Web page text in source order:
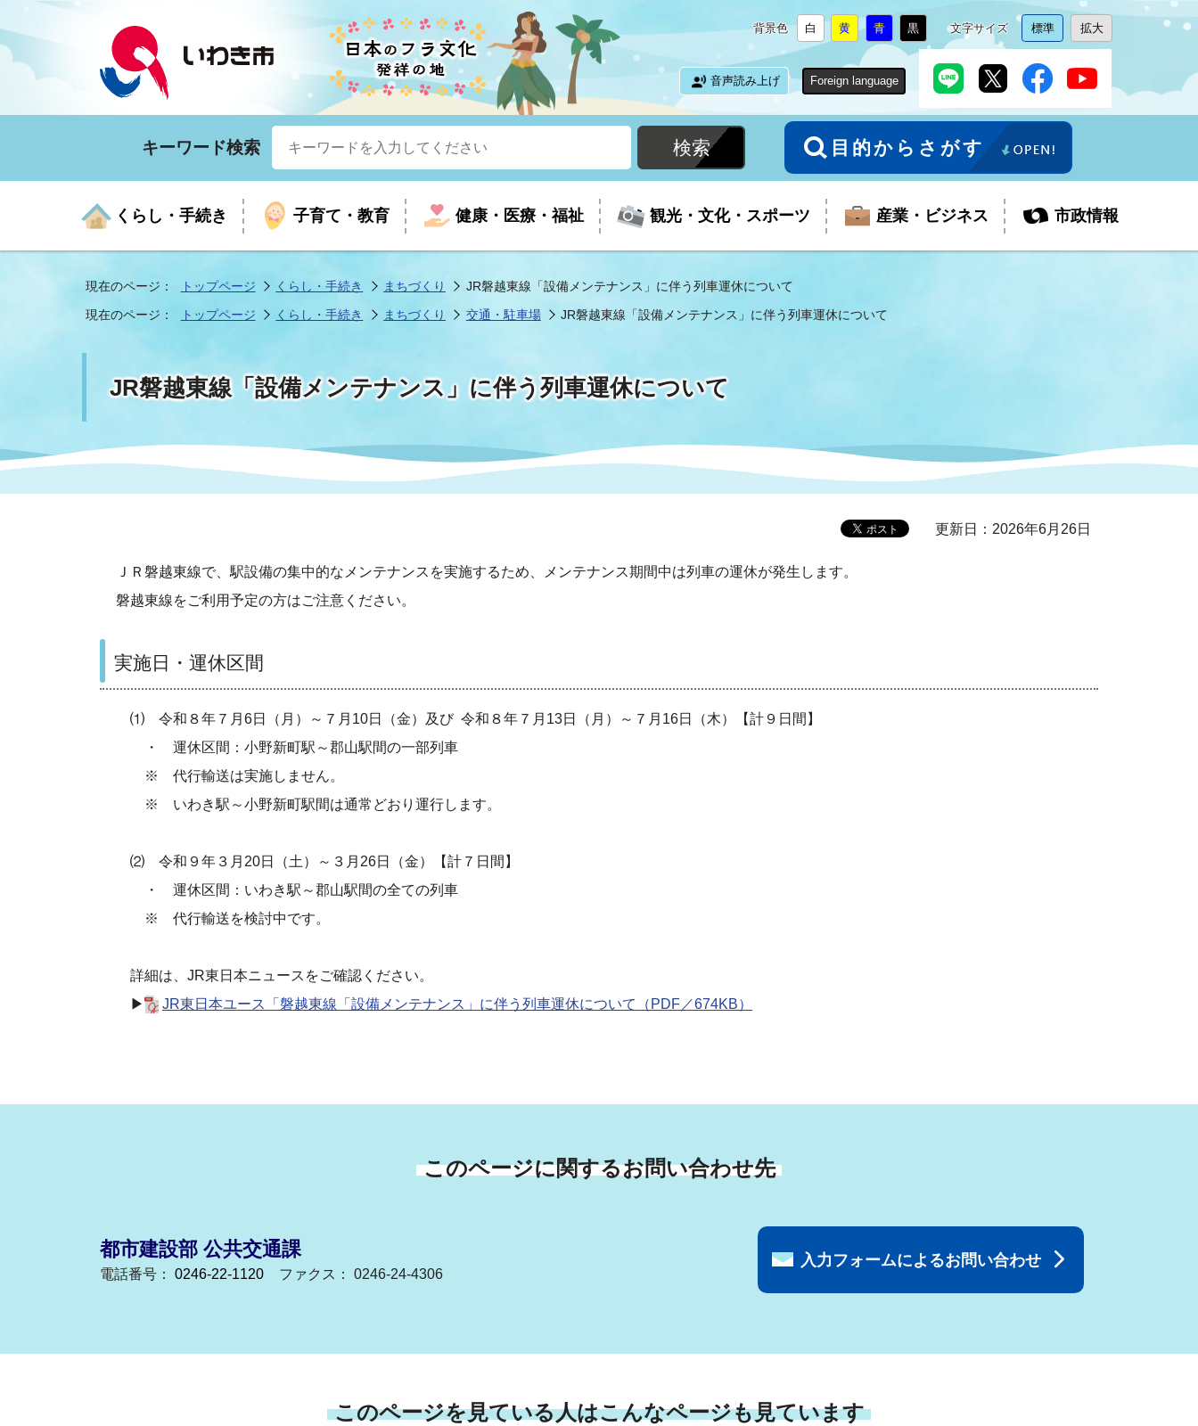
背景色
背
景
色
を
白
に
更
背
色
を
黄
に
更
背
色
を
青
に
更
背
景
黒
に
変
文字サイズ
文
字
サ
イ
を
標準
に
変
文
字
サ
イ
拡大
に
変
音声読み上げ
Foreign language
キーワード検索 目的からさがす
くらし・手続き
くらしの手続きガイド いざという時に 届出・証明
年金・保険 マイナンバー 住まい・生活・相談
まちづくり 地域情報 移住・定住 人権・男女共同参画
子育て・教育
生涯学習 子育て 教育
健康・医療・福祉
医療 健康 児童福祉
高齢者福祉・介護 地域包括ケア(介護予防等) 福祉事業者向け情報
福祉に関するその他の情報
新型コロナウイルス感染症特
医療センター
観光・文化・スポーツ
お知らせ 年間イベントの案内 外国人観光客向けページ
目的から探す モデルコース 歴史・文化
スポーツ 施設関連情報 教育旅行 国際・国内交流
産業・ビジネス
入札・契約 産業振興 廃棄物
企業立地 福祉・介護 都市計画・開発・建築
保健・衛生 指定管理者 除染事業 環境法令等に基づく届出
市政情報
市の紹介 市長室 フラシティいわき
市の統計 広報 広聴
職員 行政計画 行政改革 公有財産
情報公開・個人情報保護
市議会 審議会など
監査委員 農業委員会 市制施行周年関連情報
ご意見・ご質問
現在のページ： トップページ くらし・手続き まちづくり
JR磐越東線「設備メンテナンス」に伴う列車運休について
現在のページ：
トップページ くらし・手続き まちづくり 交通・駐車場 JR磐越東線「設備メンテナンス」に伴う列車運休について
JR磐越東線「設備メンテナンス」に伴う列車運休について
更新日：2026年6月26日
ＪＲ磐越東線で、駅設備の集中的なメンテナンスを実施するため、メンテナンス期間中は列車の運休が発生します。
磐越東線をご利用予定の方はご注意ください。
実施日・運休区間
⑴ 令和８年７月6日（月）～７月10日（金）及び 令和８年７月13日（月）～７月16日（木）【計９日間】
・ 運休区間：小野新町駅～郡山駅間の一部列車
※ 代行輸送は実施しません。
※ いわき駅～小野新町駅間は通常どおり運行します。
⑵ 令和９年３月20日（土）～３月26日（金）【計７日間】
・ 運休区間：いわき駅～郡山駅間の全ての列車
※ 代行輸送を検討中です。
詳細は、JR東日本ニュースをご確認ください。
▶
JR東日本ユース「磐越東線「設備メンテナンス」に伴う列車運休について（PDF／674KB）
このページに関するお問い合わせ先
都市建設部 公共交通課
電話番号： 0246-22-1120 ファクス： 0246-24-4306
入力フォームによるお問い合わせ
このページを見ている人はこんなページも見ています